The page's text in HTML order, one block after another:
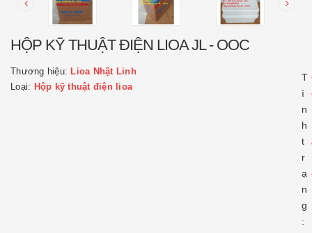
HỘP KỸ THUẬT ĐIỆN LIOA JL - OOC
Thương hiệu: Lioa Nhật Linh
Loại: Hộp kỹ thuật điện lioa
T
ì
n
h
t
r
ạ
n
g
: